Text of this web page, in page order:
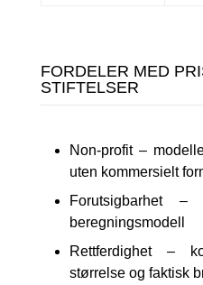
FORDELER MED
STIFTELSER
Non-profit –
uten kommersielt
Forutsigbarhet
beregningsmodell
Rettferdighet –
størrelse og faktisk